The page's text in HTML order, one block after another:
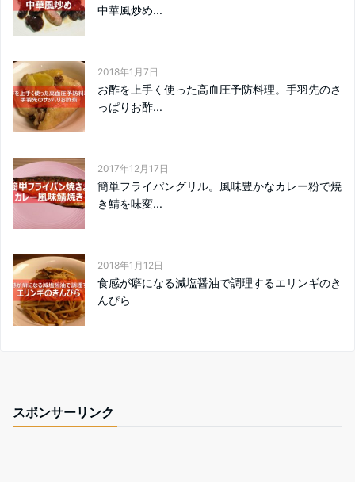
中華風炒め...
2018年1月7日
お酢を上手く使った高血圧予防料理。手羽先のさ
っぱりお酢...
2017年12月17日
簡単フライパングリル。風味豊かなカレー粉で焼
き鯖を味変...
2018年1月12日
食感が癖になる減塩醤油で調理するエリンギのき
んぴら
スポンサーリンク